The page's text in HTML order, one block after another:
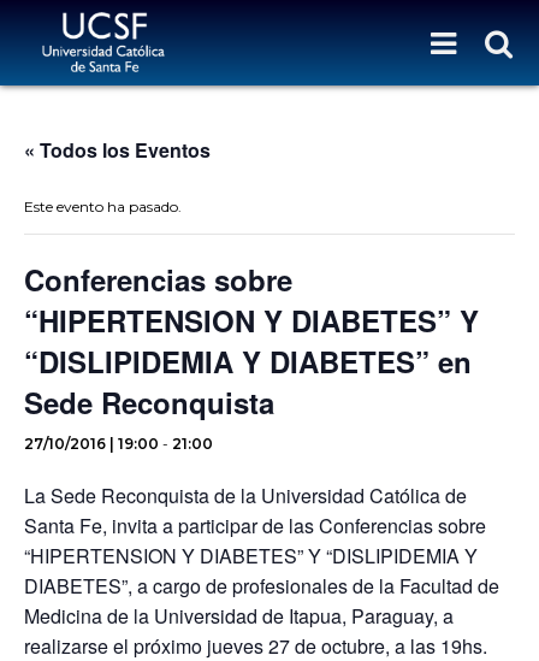
« Todos los Eventos
Este evento ha pasado.
Conferencias sobre
“HIPERTENSION Y DIABETES” Y
“DISLIPIDEMIA Y DIABETES” en
Sede Reconquista
27/10/2016 | 19:00 - 21:00
La Sede Reconquista de la Universidad Católica de
Santa Fe, invita a participar de las Conferencias sobre
“HIPERTENSION Y DIABETES” Y “DISLIPIDEMIA Y
DIABETES”, a cargo de profesionales de la Facultad de
Medicina de la Universidad de Itapua, Paraguay, a
realizarse el próximo jueves 27 de octubre, a las 19hs.